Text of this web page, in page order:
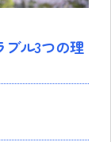
ル3つの理